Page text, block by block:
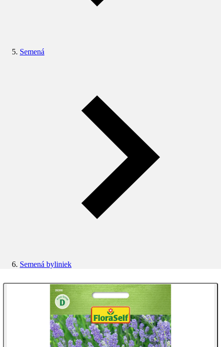
Semená
Semená byliniek